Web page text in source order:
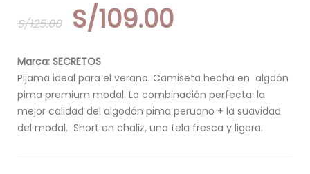
S/125.00 El
precio
original
era:
S/125.00.
S/109.00El
es:
S/109.00.
Marca: SECRETOS
Pijama ideal para el verano. Camiseta hecha en algdón
pima premium modal. La combinación perfecta: la
mejor calidad del algodón pima peruano + la suavidad
del modal. Short en chaliz, una tela fresca y ligera.